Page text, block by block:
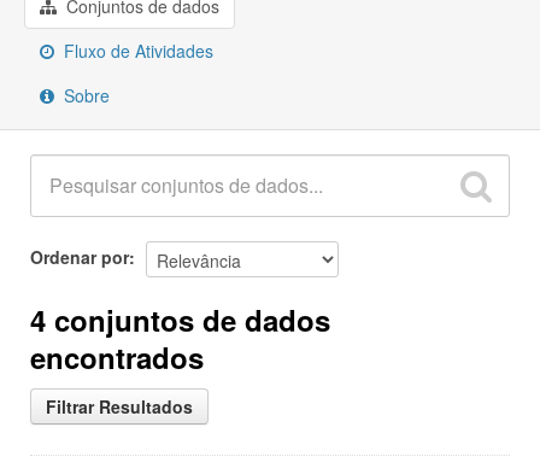
Sobre
Conjuntos de dados
Fluxo de Atividades
Sobre
Ordenar por
4 conjuntos de dados
encontrados
Filtrar Resultados